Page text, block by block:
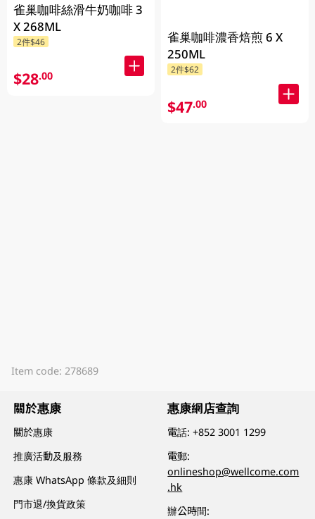
雀巢咖啡絲滑牛奶咖啡 3
X 268ML
2件$46
$28.00
雀巢咖啡濃香焙煎 6 X
250ML
2件$62
$47.00
Item code: 278689
關於惠康
關於惠康
推廣活動及服務
惠康 WhatsApp 條款及細則
門市退/換貨政策
惠康網店查詢
電話:+852 3001 1299
電郵:
onlineshop@wellcome.com
.hk
辦公時間: